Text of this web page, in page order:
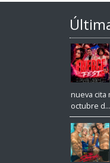
nueva cita
octubre d...